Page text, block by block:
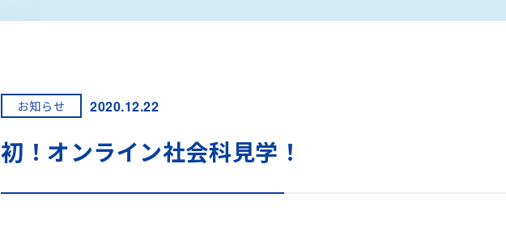
お知らせ 2020.12.22
初！オンライン社会科見学！